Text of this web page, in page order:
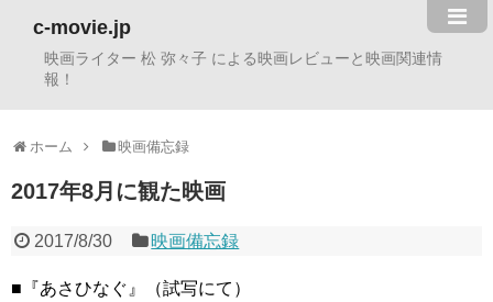
c-movie.jp
映画ライター 松 弥々子 による映画レビューと映画関連情
報！
ホーム 映画備忘録
2017年8月に観た映画
2017/8/30 映画備忘録
■『あさひなぐ』（試写にて）